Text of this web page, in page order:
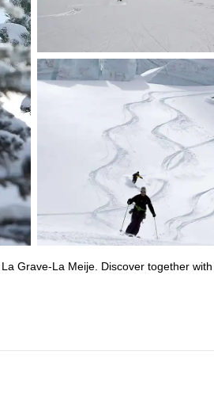
Grave-La Meije. Discover together